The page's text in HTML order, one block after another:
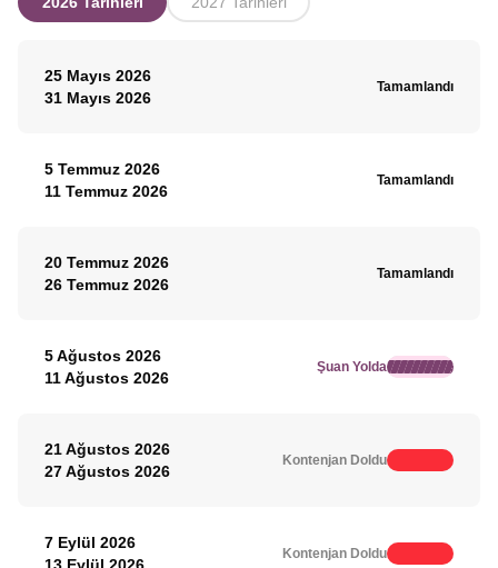
25 Mayıs 2026
31 Mayıs 2026
Tamamlandı
5 Temmuz 2026
11 Temmuz 2026
Tamamlandı
20 Temmuz 2026
26 Temmuz 2026
Tamamlandı
5 Ağustos 2026
11 Ağustos 2026
Şuan Yolda
21 Ağustos 2026
27 Ağustos 2026
Kontenjan Doldu
7 Eylül 2026
Kontenjan Doldu